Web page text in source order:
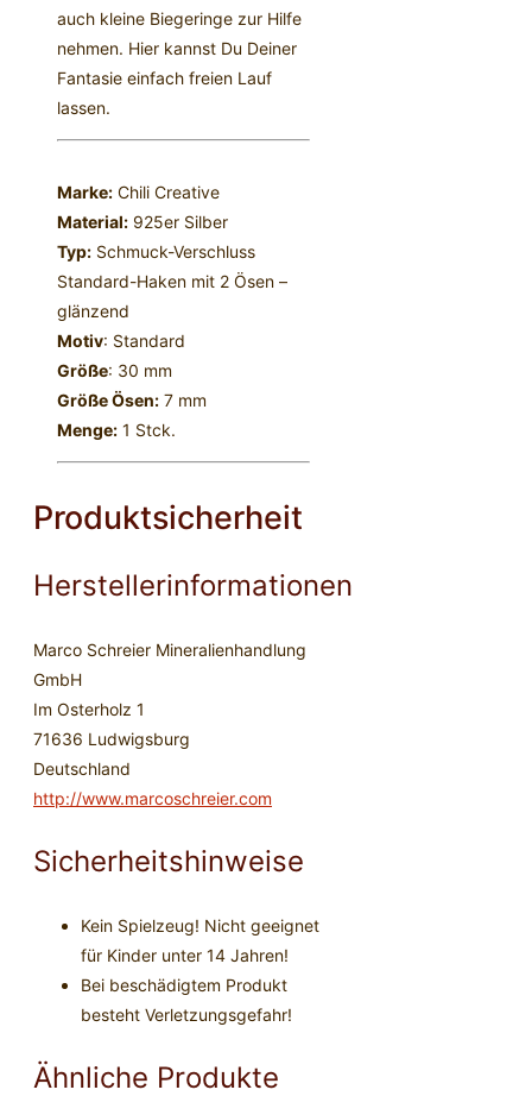
auch kleine Biegeringe zur Hilfe
nehmen. Hier kannst Du Deiner
Fantasie einfach freien Lauf
lassen.
Marke: Chili Creative
Material: 925er Silber
Typ: Schmuck-Verschluss
Standard-Haken mit 2 Ösen –
glänzend
Motiv: Standard
Größe: 30 mm
Größe Ösen: 7 mm
Menge: 1 Stck.
Produktsicherheit
Herstellerinformationen
Marco Schreier Mineralienhandlung
GmbH
Im Osterholz 1
71636 Ludwigsburg
Deutschland
http://www.marcoschreier.com
Sicherheitshinweise
Kein Spielzeug! Nicht geeignet
für Kinder unter 14 Jahren!
Bei beschädigtem Produkt
besteht Verletzungsgefahr!
Ähnliche Produkte